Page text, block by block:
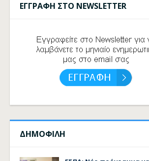
ΕΓΓΡΑΦΗ ΣΤΟ NEWSLETTER
ΔΗΜΟΦΙΛΗ